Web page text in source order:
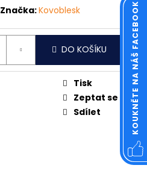
Značka:Kovoblesk
DO KOŠÍKU
Tisk
Zeptat se
Sdílet
Následující KOUKNĚTE NA NÁŠ FACEBOOK